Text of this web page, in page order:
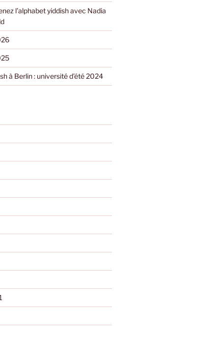
l’alphabet yiddish avec Nadia
à Berlin : université d’été 2024